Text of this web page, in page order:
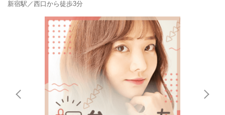
新宿駅／西口から徒歩3分